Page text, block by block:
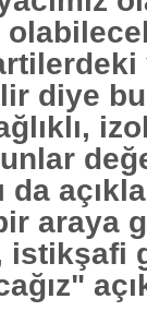
diye
araya
istikşafi